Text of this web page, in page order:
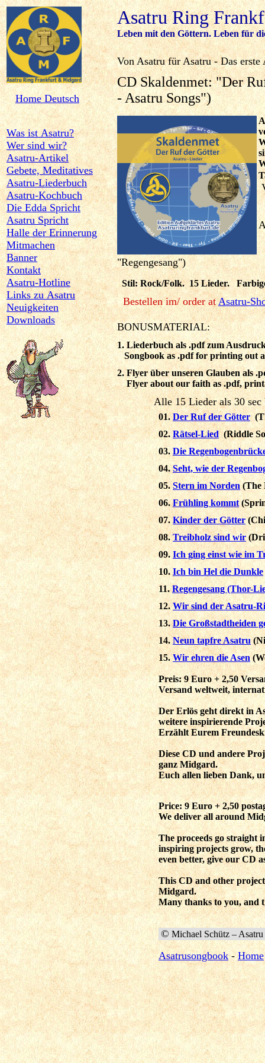
Home Deutsch
Was ist Asatru?
Wer sind wir?
Asatru-Artikel
Gebete, Meditatives
Asatru-Liederbuch
Asatru-Kochbuch
Die Edda Spricht
Asatru Spricht
Halle der Erinnerung
Mitmachen
Banner
Kontakt
Asatru-Hotline
Links zu Asatru
Neuigkeiten
Downloads
Asatru Ring
Leben mit den Göttern. Leben für
Von Asatru für Asatru - Das
CD Skaldenmet: "Der
- Asatru Songs")
"Regengesang")
Stil: Rock/Folk. 15 Lieder.
Bestellen im/ order atAsatru-
BONUSMATERIAL:
1. Liederbuch als .pdf zum
Songbook as .pdf for printing out
2. Flyer über unseren Glauben als
Flyer about our faith as .pdf,
Alle 15 Lieder als 30 sec
01.Der Ruf der Götter
02. Rätsel-Lied(Riddle
03. Die
04.Seht, wie der
05.Stern im Norden(The
06.Frühling kommt
07.Kinder der Götter
08.Treibholz sind wir
09. Ich ging einst wie im
10.Ich bin Hel die Dunkle
11.Regengesang (Thor-
12.Wir sind der Asatru-
13.Die Großstadtheiden
14.Neun tapfre Asatru
15.Wir ehren die Asen
Preis: 9 Euro + 2,50
Versand weltweit,
Der Erlös geht direkt in
weitere inspirierende
Erzählt Eurem
Diese CD und andere
ganz Midgard.
Euch allen lieben Dank,
Price: 9 Euro + 2,50
We deliver all around
The proceeds go straight
inspiring projects grow,
even better, give our CD
This CD and other
Midgard.
Many thanks to you, and
© Michael Schütz –
Asatrusongbook-Home